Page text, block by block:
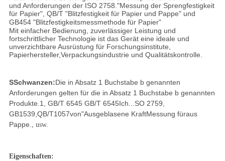
und Anforderungen der ISO 2758."Messung der Sprengfestigkeit
für Papier", QB/T "Blitzfestigkeit für Papier und Pappe" und
GB454 "Blitzfestigkeitsmessmethode für Papier"
Mit einfacher Bedienung, zuverlässiger Leistung und
fortschrittlicher Technologie ist das Gerät eine ideale und
unverzichtbare Ausrüstung für Forschungsinstitute,
Papierhersteller,Verpackungsindustrie und Qualitätskontrolle.
SSchwanzen:Die in Absatz 1 Buchstabe b genannten
Anforderungen gelten für die in Absatz 1 Buchstabe b genannten
Produkte.1, GB/T 6545 GB/T 6545Ich...SO 2759,
GB1539,QB/T1057von"Ausgeblasene KraftMessung füraus
Pappe., usw.
Eigenschaften: